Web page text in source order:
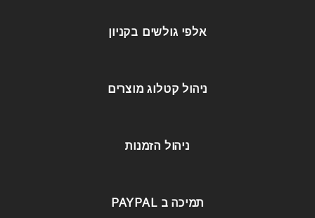
אלפי גולשים בקניון
ניהול קטלוג מוצרים
ניהול הזמנות
תמיכה ב PAYPAL